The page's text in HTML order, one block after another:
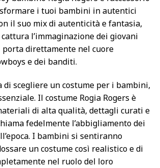
i tuoi bambini in autentici
il suo mix di autenticità e fantasia,
l’immaginazione dei giovani
direttamente nel cuore
e dei banditi.
di scegliere un costume per i bambini,
Il costume Rogia Rogers è
di alta qualità, dettagli curati e
fedelmente l’abbigliamento dei
I bambini si sentiranno
un costume così realistico e di
nel ruolo del loro